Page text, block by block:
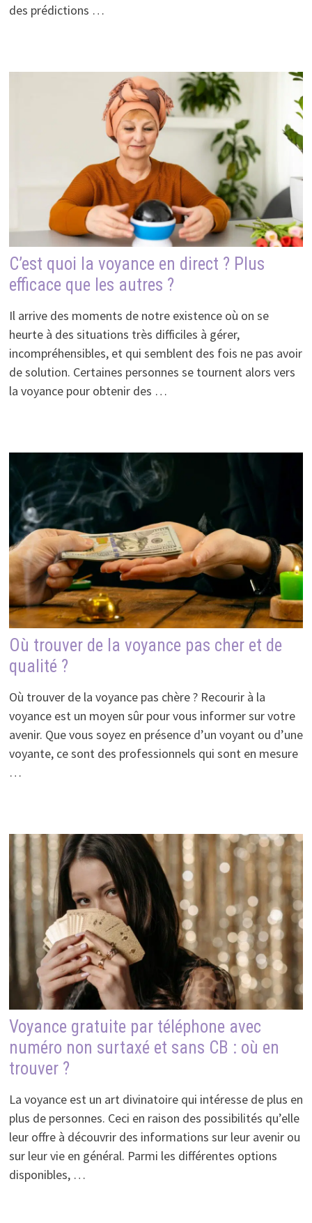
des prédictions …
C’est quoi la voyance en direct ? Plus
efficace que les autres ?
Il arrive des moments de notre existence où on se
heurte à des situations très difficiles à gérer,
incompréhensibles, et qui semblent des fois ne pas avoir
de solution. Certaines personnes se tournent alors vers
la voyance pour obtenir des …
Où trouver de la voyance pas cher et de
qualité ?
Où trouver de la voyance pas chère ? Recourir à la
voyance est un moyen sûr pour vous informer sur votre
avenir. Que vous soyez en présence d’un voyant ou d’une
voyante, ce sont des professionnels qui sont en mesure
…
Voyance gratuite par téléphone avec
numéro non surtaxé et sans CB : où en
trouver ?
La voyance est un art divinatoire qui intéresse de plus en
plus de personnes. Ceci en raison des possibilités qu’elle
leur offre à découvrir des informations sur leur avenir ou
sur leur vie en général. Parmi les différentes options
disponibles, …